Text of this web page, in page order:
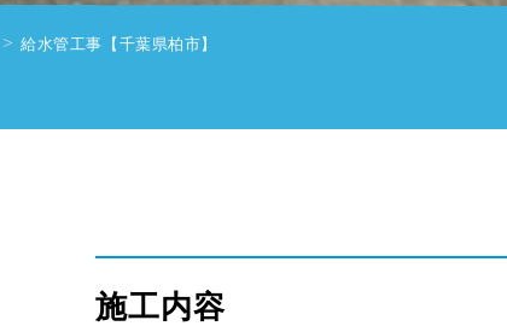
給水管工事【千葉県柏市】
施工内容